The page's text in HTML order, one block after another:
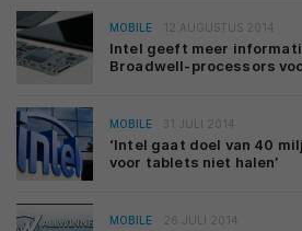
MOBILE 12 AUGUSTUS 2014
Intel geeft meer
Broadwell-processors
MOBILE 31 JULI 2014
‘Intel gaat doel van 40
voor tablets niet halen’
MOBILE 26 JULI 2014